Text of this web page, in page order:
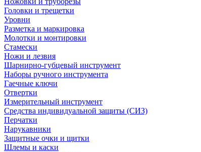
Головки и трещетки
Уровни
Разметка и маркировка
Молотки и монтировки
Стамески
Ножи и лезвия
Шарнирно-губцевый инструмент
Наборы ручного инструмента
Гаечные ключи
Отвертки
Измерительный инструмент
Средства индивидуальной защиты (СИЗ)
Перчатки
Нарукавники
Защитные очки и щитки
Шлемы и каски